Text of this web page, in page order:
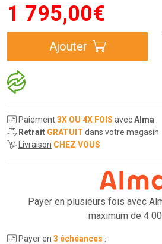
1 795,00€
Ajouter
Paiement3X OU 4X FOIS avecAlma
Retrait GRATUIT dans votre magasin
Livraison CHEZ VOUS
Payer en plusieurs fois avec
maximum de 4
Payer en 3 échéances :